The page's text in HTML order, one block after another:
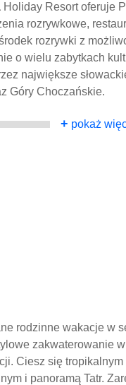
Holiday Resort oferuje
rozrywkowe,
rozrywki z
o wielu zabytkach
największe
Góry Choczańskie.
+ pokaż
rodzinne wakacje w
zakwaterowanie
Ciesz się
i panoramą Tatr.